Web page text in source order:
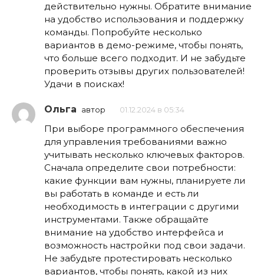
действительно нужны. Обратите внимание
на удобство использования и поддержку
команды. Попробуйте несколько
вариантов в демо-режиме, чтобы понять,
что больше всего подходит. И не забудьте
проверить отзывы других пользователей!
Удачи в поисках!
Ольга автор 01.12.2024 в 05:34
При выборе программного обеспечения
для управления требованиями важно
учитывать несколько ключевых факторов.
Сначала определите свои потребности:
какие функции вам нужны, планируете ли
вы работать в команде и есть ли
необходимость в интеграции с другими
инструментами. Также обращайте
внимание на удобство интерфейса и
возможность настройки под свои задачи.
Не забудьте протестировать несколько
вариантов, чтобы понять, какой из них